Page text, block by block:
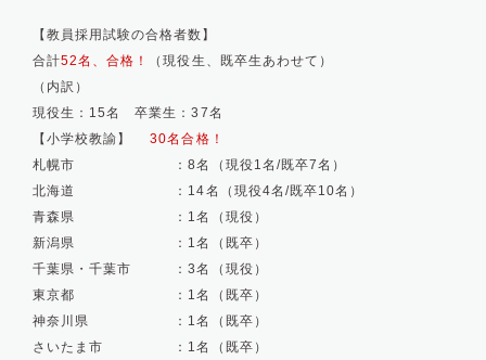
【教員採用試験の合格者数】
合計52名 、合格！
（現役生、既卒生あわせて）
（内訳）
現役生：15名 卒業生：37名
【小学校教諭】30名合格 ！
札幌市 ：8名（現役1名/既卒7名）
北海道 ：14名（現役4名/既卒10名）
青森県 ：1名（現役）
新潟県 ：1名（既卒）
千葉県・千葉市 ：3名（現役）
東京都 ：1名（既卒）
神奈川県 ：1名（既卒）
さいたま市 ：1名（既卒）